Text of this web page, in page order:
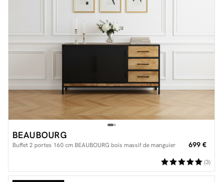
BEAUBOURG
Buffet 2 portes 160 cm BEAUBOURG bois massif de manguier 699 €
(3)